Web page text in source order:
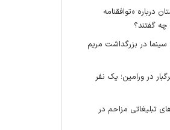
درباره «توافقنامه
چه گفتند؟
در بزرگداشت مریم
در ورامین؛ یک نفر
تبلیغاتی مزاحم در